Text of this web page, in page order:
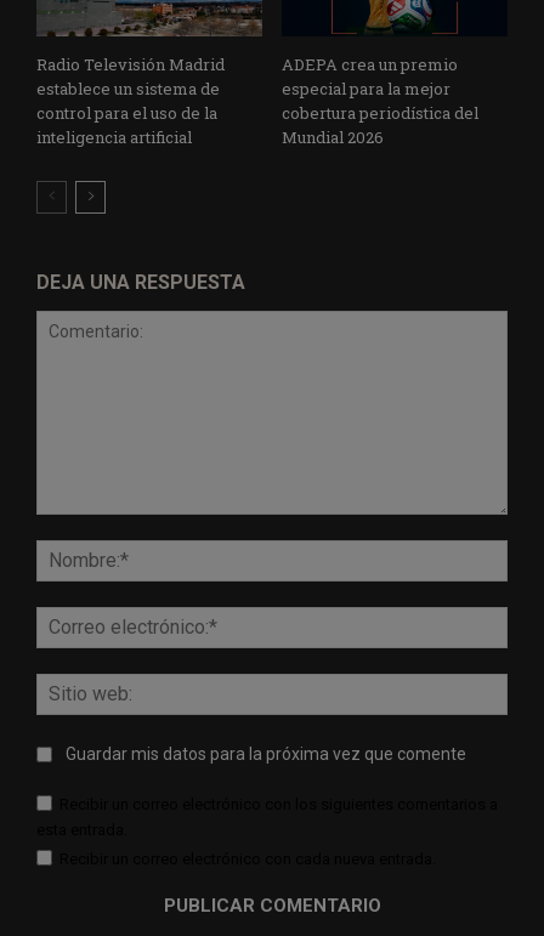
Radio Televisión Madrid
establece un sistema de
control para el uso de la
inteligencia artificial
ADEPA crea un premio
especial para la mejor
cobertura periodística del
Mundial 2026
DEJA UNA RESPUESTA
Guardar mis datos para la próxima vez que comente